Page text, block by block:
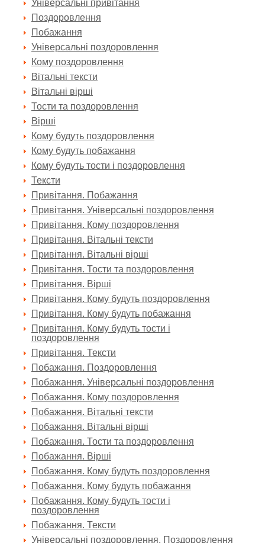
Універсальні привітання
Поздоровлення
Побажання
Універсальні поздоровлення
Кому поздоровлення
Вітальні тексти
Вітальні вірші
Тости та поздоровлення
Вірші
Кому будуть поздоровлення
Кому будуть побажання
Кому будуть тости і поздоровлення
Тексти
Привітання. Побажання
Привітання. Універсальні поздоровлення
Привітання. Кому поздоровлення
Привітання. Вітальні тексти
Привітання. Вітальні вірші
Привітання. Тости та поздоровлення
Привітання. Вірші
Привітання. Кому будуть поздоровлення
Привітання. Кому будуть побажання
Привітання. Кому будуть тости і
поздоровлення
Привітання. Тексти
Побажання. Поздоровлення
Побажання. Універсальні поздоровлення
Побажання. Кому поздоровлення
Побажання. Вітальні тексти
Побажання. Вітальні вірші
Побажання. Тости та поздоровлення
Побажання. Вірші
Побажання. Кому будуть поздоровлення
Побажання. Кому будуть побажання
Побажання. Кому будуть тости і
поздоровлення
Побажання. Тексти
Універсальні поздоровлення. Поздоровлення